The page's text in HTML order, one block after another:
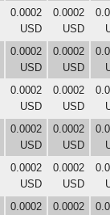
0.0002
USD
0.0002
USD
0.0002
USD
0.0002
USD
0.0002
USD
0.0002
USD
0.0002
USD
0.0002
USD
0.0002
USD
0.0002
USD
0.0002
0.0002